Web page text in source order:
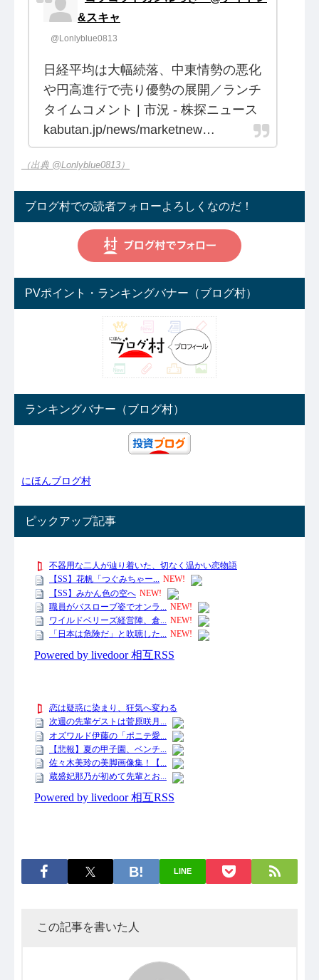
&スキャ
@Lonlyblue0813
日経平均は大幅続落、中東情勢の悪化
や円高進行で売り優勢の展開／ランチ
タイムコメント | 市況 - 株探ニュース
kabutan.jp/news/marketnew…
（出典 @Lonlyblue0813）
ブログ村での読者フォローよろしくなのだ！
PVポイント・ランキングバナー（ブログ村）
ランキングバナー（ブログ村）
にほんブログ村
ピックアップ記事
LINE
この記事を書いた人